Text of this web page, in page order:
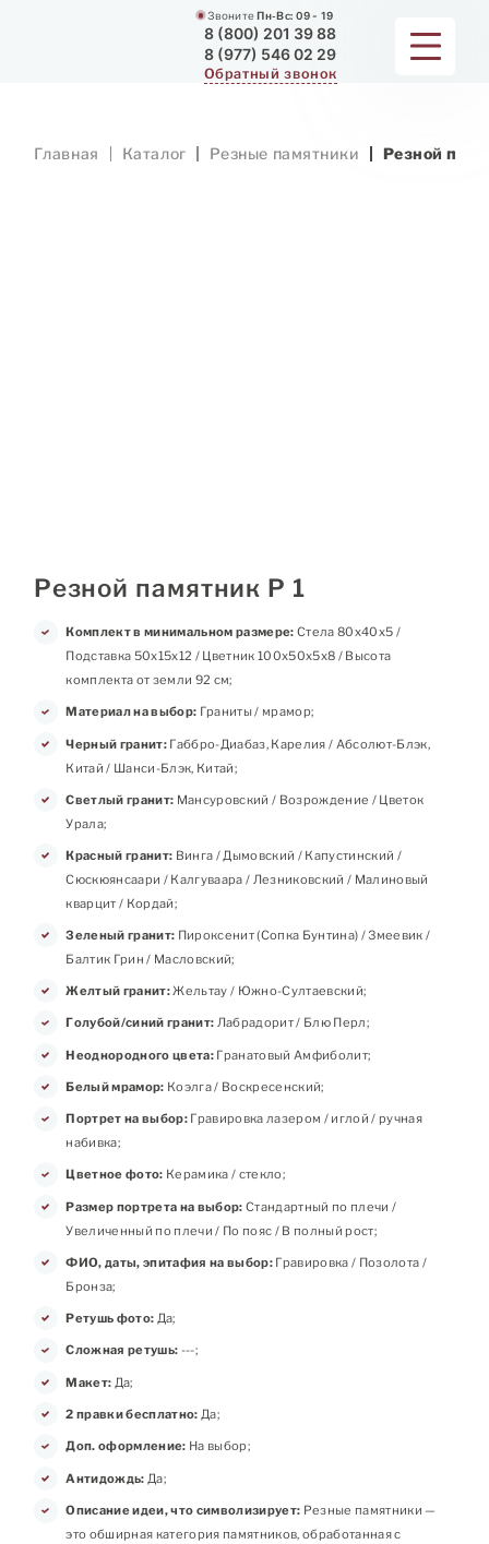
ЗвонитеПн-Вс: 09 - 19
8 (800) 201 39 88
8 (977) 546 02 29
Обратный звонок
Главная Каталог Резные памятники Резной
Резной памятник Р 1
Комплект в минимальном размере: Стела 80х40х5 /
Подставка 50х15х12 / Цветник 100х50х5х8 / Высота
комплекта от земли 92 см;
Материал на выбор: Граниты / мрамор;
Черный гранит:Габбро-Диабаз, Карелия / Абсолют-Блэк,
Китай / Шанси-Блэк, Китай;
Светлый гранит: Мансуровский / Возрождение / Цветок
Урала;
Красный гранит: Винга / Дымовский / Капустинский /
Сюскюянсаари / Калгуваара / Лезниковский / Малиновый
кварцит / Кордай;
Зеленый гранит: Пироксенит (Сопка Бунтина) / Змеевик /
Балтик Грин / Масловский;
Желтый гранит:Жельтау / Южно-Султаевский;
Голубой/синий гранит: Лабрадорит / Блю Перл;
Неоднородного цвета:Гранатовый Амфиболит;
Белый мрамор: Коэлга / Воскресенский;
Портрет на выбор:Гравировка лазером / иглой / ручная
набивка;
Цветное фото: Керамика / стекло;
Размер портрета на выбор: Стандартный по плечи /
Увеличенный по плечи / По пояс / В полный рост;
ФИО, даты, эпитафия на выбор:Гравировка / Позолота /
Бронза;
Ретушь фото: Да;
Сложная ретушь: ---;
Макет: Да;
2 правки бесплатно: Да;
Доп. оформление: На выбор;
Антидождь: Да;
Описание идеи, что символизирует: Резные памятники —
это обширная категория памятников, обработанная с